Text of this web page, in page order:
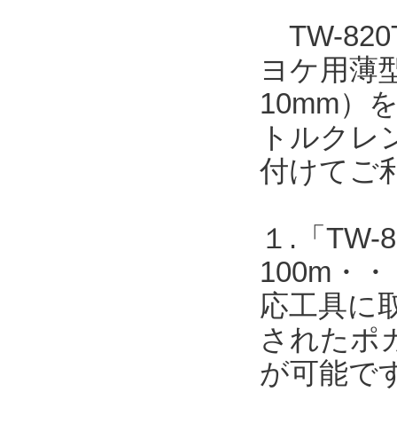
TW-
ヨケ用薄
10mm）
トルクレ
付けてご
１.「TW-
100m・
応工具に
されたポ
が可能で